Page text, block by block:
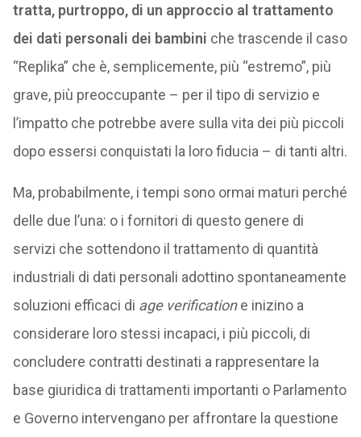
tratta, purtroppo, di un approccio al trattamento
dei dati personali dei bambini che trascende il caso
“Replika” che è, semplicemente, più “estremo”, più
grave, più preoccupante – per il tipo di servizio e
l’impatto che potrebbe avere sulla vita dei più piccoli
dopo essersi conquistati la loro fiducia – di tanti altri.
Ma, probabilmente, i tempi sono ormai maturi perché
delle due l’una: o i fornitori di questo genere di
servizi che sottendono il trattamento di quantità
industriali di dati personali adottino spontaneamente
soluzioni efficaci di age verificatione inizino a
considerare loro stessi incapaci, i più piccoli, di
concludere contratti destinati a rappresentare la
base giuridica di trattamenti importanti o Parlamento
e Governo intervengano per affrontare la questione